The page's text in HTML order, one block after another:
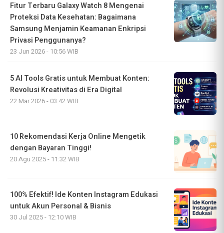
Fitur Terbaru Galaxy Watch 8 Mengenai
Proteksi Data Kesehatan: Bagaimana
Samsung Menjamin Keamanan Enkripsi
Privasi Penggunanya?
23 Jun 2026 - 10:56 WIB
5 AI Tools Gratis untuk Membuat Konten:
Revolusi Kreativitas di Era Digital
22 Mar 2026 - 03:42 WIB
10 Rekomendasi Kerja Online Mengetik
dengan Bayaran Tinggi!
20 Agu 2025 - 11:32 WIB
100% Efektif! Ide Konten Instagram Edukasi
untuk Akun Personal & Bisnis
30 Jul 2025 - 12:10 WIB